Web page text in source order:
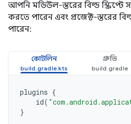
আপনি মডিউল-স্তরের বিল্ড স্ক্রিপ্টে
করতে পারেন এবং প্রজেক্ট-স্তরের
পারেন:
কোটলিন গ্রুভি
plugins {
id(
}